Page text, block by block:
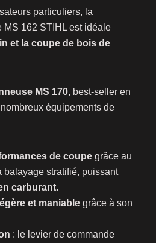
particuliers, la
MS 162 STIHL est idéale
et la coupe de bois de
MS 170, best-seller en
équipements de
de coupe grâce au
balayage stratifié, puissant
carburant
et maniable grâce à son
: le levier de commande